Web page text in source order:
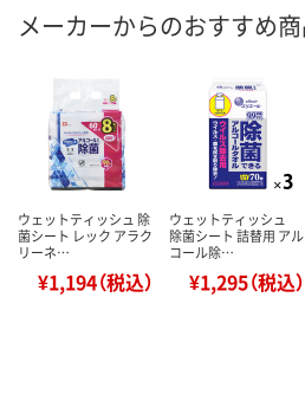
メーカーからのおすすめ
ウェットティッシュ 除
菌シート レック アラク
リーネ…
¥1,194（税込）
ウェットティッシュ
除菌シート 詰替用 アル
コール除…
¥1,295（税込）